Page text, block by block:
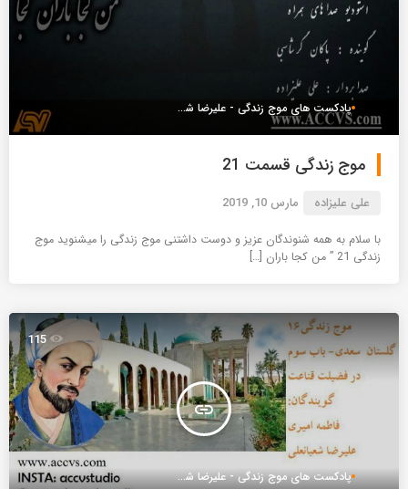
پادکست های موج زندگی - علیرضا شعبانعلی
موج زندگی قسمت 21
علی علیزاده مارس 10, 2019
با سلام به همه شنوندگان عزیز و دوست داشتنی موج زندگی را میشنوید موج
زندگی 21 ” من کجا باران […]
insert_link
115
پادکست های موج زندگی - علیرضا شعبانعلی